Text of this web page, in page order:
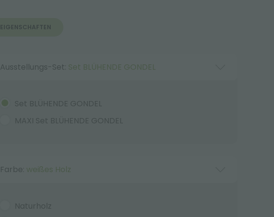
EIGENSCHAFTEN
Ausstellungs-Set: Set BLÜHENDE GONDEL
Set BLÜHENDE GONDEL
MAXI Set BLÜHENDE GONDEL
Farbe: weißes Holz
Naturholz